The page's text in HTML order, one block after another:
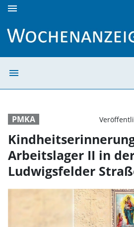
menu
menu
PMKA
Arbeitslager II in
Ludwigsfelder